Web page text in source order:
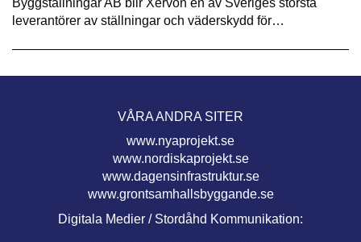
Byggställningar AB blir Xervon en av Sveriges största
leverantörer av ställningar och väderskydd för…
VÅRA ANDRA SITER
www.nyaprojekt.se
www.nordiskaprojekt.se
www.dagensinfrastruktur.se
www.grontsamhallsbyggande.se
Digitala Medier / Stordåhd Kommunikation: